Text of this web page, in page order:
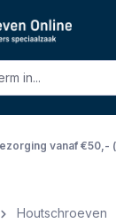
vanaf €50,-
Houtschroeven